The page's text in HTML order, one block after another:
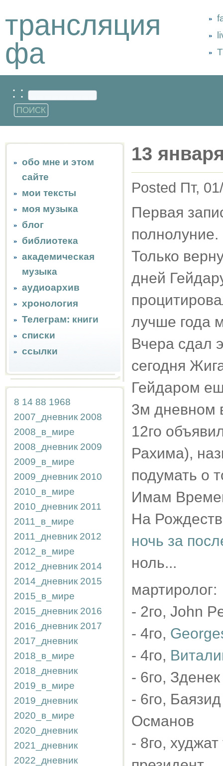
трансляция
фа
: :
обо мне и этом
сайте
мои тексты
моя музыка
блог
библиотека
академическая
музыка
аудиоархив
хронология
Телеграм: книги
списки
ссылки
8 14 88 1968
2007_дневник 2008
2008_в_мире
2008_дневник 2009
2009_в_мире
2009_дневник 2010
2010_в_мире
2010_дневник 2011
2011_в_мире
2011_дневник 2012
2012_в_мире
2012_дневник 2014
2014_дневник 2015
2015_в_мире
2015_дневник 2016
2016_дневник 2017
2017_дневник
2018_в_мире
2018_дневник
2019_в_мире
2019_дневник
2020_в_мире
2020_дневник
2021_дневник
2022_дневник
13
Posted Пт,
Первая
Только
дней
лучше года
Вчера сдал
сегодня
Гейдаром
3м дневном
12го
Рахима),
подумать о
Имам
На
ночь за
ноль...
мартиролог:
- 2го, John
- 4го,
- 4го,
- 6го,
- 6го,
Османов
- 8го,